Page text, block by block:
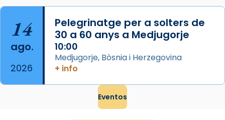
14
ago.
2026
Pelegrinatge per a solters de
30 a 60 anys a Medjugorje
10:00
Medjugorje, Bòsnia i Herzegovina
+ info
Eventos